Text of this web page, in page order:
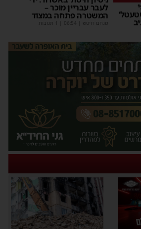
לעבר עבריין מוכר –
המשטרה פתחה במצוד
מנחם דויטש 06:54